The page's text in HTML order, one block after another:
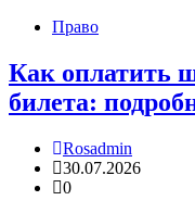
Право
Как оплатить
билета:
Rosadmin
30.07.2026
0